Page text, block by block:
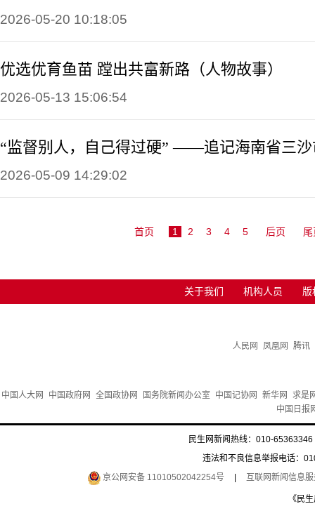
2026-05-20 10:18:05
优选优育鱼苗 蹚出共富新路（人物故事）
2026-05-13 15:06:54
2026-05-09 14:29:02
首页 1 2 3 4 5 后页
关于我们 机构人员 版
人民网 凤凰网 腾讯
中国人大网 中国政府网 全国政协网 国务院新闻办公室 中国记协网 新华网
求是
中国日报
民生网新闻热线：010-
违法和不良信息举报电话：
京公网安备 11010502042254号
互联网新闻信息
《民